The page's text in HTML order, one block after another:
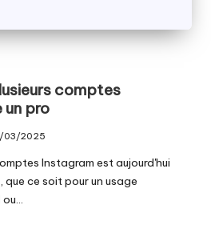
comptes
un pro
03/2025
Instagram est aujourd'hui
ce soit pour un usage